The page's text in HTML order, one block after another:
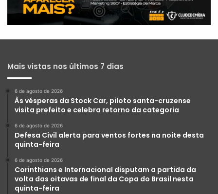
Mais vistas nos últimos 7 dias
6 de agosto de 2026
Às vésperas da Stock Car, piloto santa-cruzense
visita prefeito e celebra retorno da categoria
6 de agosto de 2026
Defesa Civil alerta para ventos fortes na noite desta
quinta-feira
6 de agosto de 2026
Corinthians e Internacional disputam a partida da
volta das oitavas de final da Copa do Brasil nesta
quinta-feira